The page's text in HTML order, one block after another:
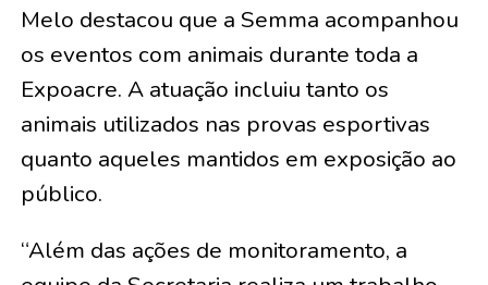
Melo destacou que a Semma acompanhou
os eventos com animais durante toda a
Expoacre. A atuação incluiu tanto os
animais utilizados nas provas esportivas
quanto aqueles mantidos em exposição ao
público.
“Além das ações de monitoramento, a